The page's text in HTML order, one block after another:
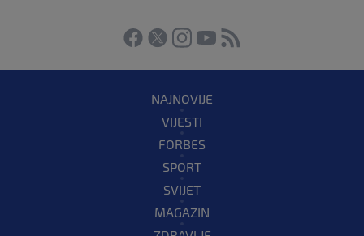
NAJNOVIJE
VIJESTI
FORBES
SPORT
SVIJET
MAGAZIN